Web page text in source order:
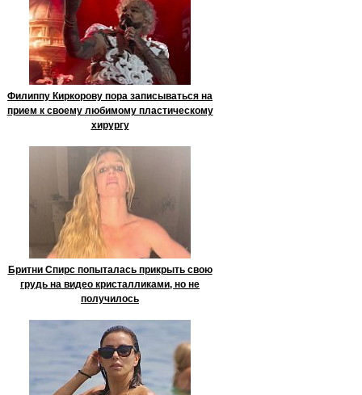
Филиппу Киркорову пора записываться на
прием к своему любимому пластическому
хирургу
Бритни Спирс попыталась прикрыть свою
грудь на видео кристалликами, но не
получилось